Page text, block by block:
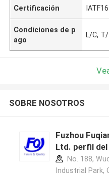
Certificación
Condiciones de p
ago
L/C,
SOBRE NOSOTROS
Fuzhou
Ltd. perfil
No. 188,
Industrial Park,